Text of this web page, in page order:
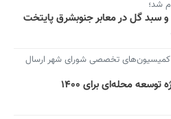
کمیسیون‌های تخصصی شورای شهر ارسال